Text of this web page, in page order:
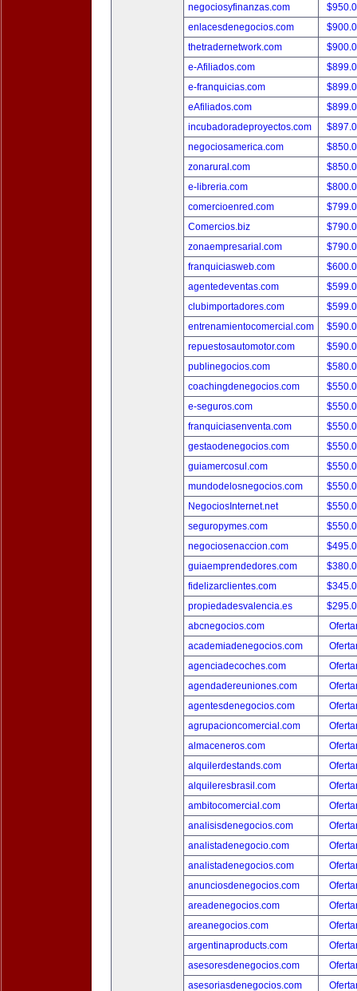
negociosyfinanzas.com
enlacesdenegocios.com
thetradernetwork.com
e-Afiliados.com
e-franquicias.com
eAfiliados.com
incubadoradeproyectos.com
negociosamerica.com
zonarural.com
e-libreria.com
comercioenred.com
Comercios.biz
zonaempresarial.com
franquiciasweb.com
agentedeventas.com
clubimportadores.com
entrenamientocomercial.com
repuestosautomotor.com
publinegocios.com
coachingdenegocios.com
e-seguros.com
franquiciasenventa.com
gestaodenegocios.com
guiamercosul.com
mundodelosnegocios.com
NegociosInternet.net
seguropymes.com
negociosenaccion.com
guiaemprendedores.com
fidelizarclientes.com
propiedadesvalencia.es
abcnegocios.com
academiadenegocios.com
agenciadecoches.com
agendadereuniones.com
agentesdenegocios.com
agrupacioncomercial.com
almaceneros.com
alquilerdestands.com
alquileresbrasil.com
ambitocomercial.com
analisisdenegocios.com
analistadenegocio.com
analistadenegocios.com
anunciosdenegocios.com
areadenegocios.com
areanegocios.com
argentinaproducts.com
asesoresdenegocios.com
asesoriasdenegocios.com